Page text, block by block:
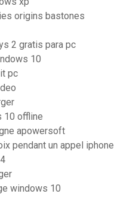
origins bastones
2 gratis para pc
10
pc
10 offline
apowersoft
pendant un appel iphone
windows 10